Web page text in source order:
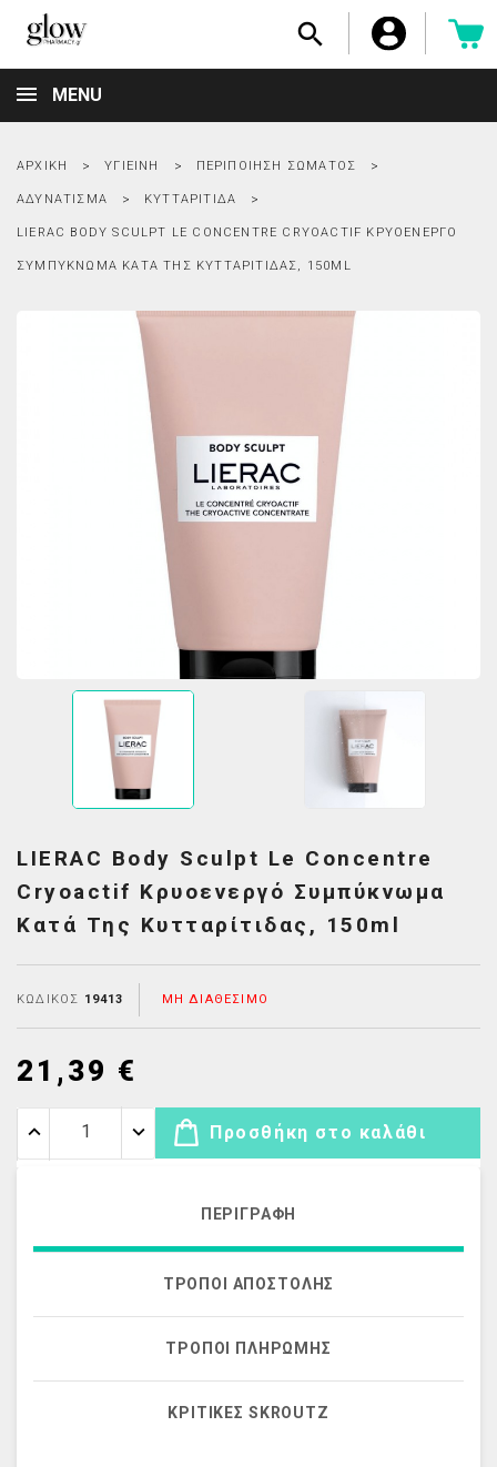

MENU
ΑΡΧΙΚΉ ΥΓΙΕΙΝΉ ΠΕΡΙΠΟΊΗΣΗ ΣΏΜΑΤΟΣ
ΑΔΥΝΆΤΙΣΜΑ ΚΥΤΤΑΡΊΤΙΔΑ
LIERAC BODY SCULPT LE CONCENTRE CRYOACTIF ΚΡΥΟΕΝΕΡΓΌ
ΣΥΜΠΎΚΝΩΜΑ ΚΑΤΆ ΤΗΣ ΚΥΤΤΑΡΊΤΙΔΑΣ, 150ML
LIERAC Body Sculpt Le Concentre
Cryoactif Κρυοενεργό Συμπύκνωμα
Κατά Της Κυτταρίτιδας, 150ml
ΚΩΔΙΚΌΣ 19413 ΜΗ ΔΙΑΘΈΣΙΜΟ
21,39 €
Προσθήκη στο καλάθι
ΠΕΡΙΓΡΑΦΉ
ΤΡΌΠΟΙ ΑΠΟΣΤΟΛΉΣ
ΤΡΌΠΟΙ ΠΛΗΡΩΜΉΣ
ΚΡΙΤΙΚΈΣ SKROUTZ